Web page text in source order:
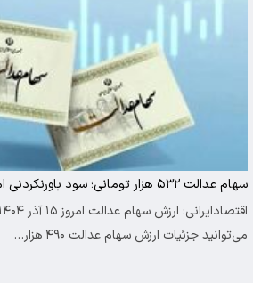
سهام عدالت ۵۳۲ هزار تومانی؛ سود باورنکردنی امروز ۱۵ آذر ۱۴۰۴!
می‌توانید جزئیات ارزش سهام عدالت ۴۹۰ هزار…